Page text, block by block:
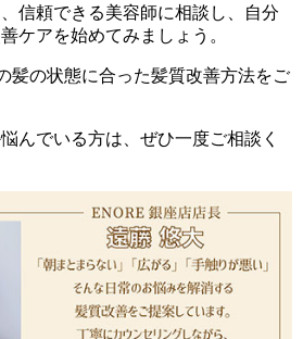
信頼できる美容師に相談し、自分
ケアを始めてみましょう。
髪の状態に合った髪質改善方法をご
んでいる方は、ぜひ一度ご相談く